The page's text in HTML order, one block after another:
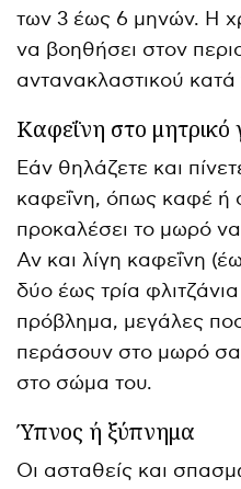
των 3 έως 6 μηνών. Η
να βοηθήσει στον
αντανακλαστικού κατά
Καφεΐνη στο μητρικό
Εάν θηλάζετε και
καφεΐνη, όπως καφέ ή
προκαλέσει το μωρό
Αν και λίγη καφεΐνη
δύο έως τρία
πρόβλημα, μεγάλες
περάσουν στο μωρό
στο σώμα του.
Ύπνος ή ξύπνημα
Οι ασταθείς και